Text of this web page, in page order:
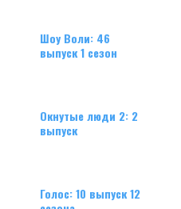
Шоу Воли: 46
выпуск 1 сезон
Окнутые люди 2: 2
выпуск
Голос: 10 выпуск 12